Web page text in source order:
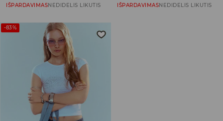
IŠPARDAVIMASNEDIDELIS LIKUTIS IŠPARDAVIMASNEDIDELIS LIKUTIS
-83%